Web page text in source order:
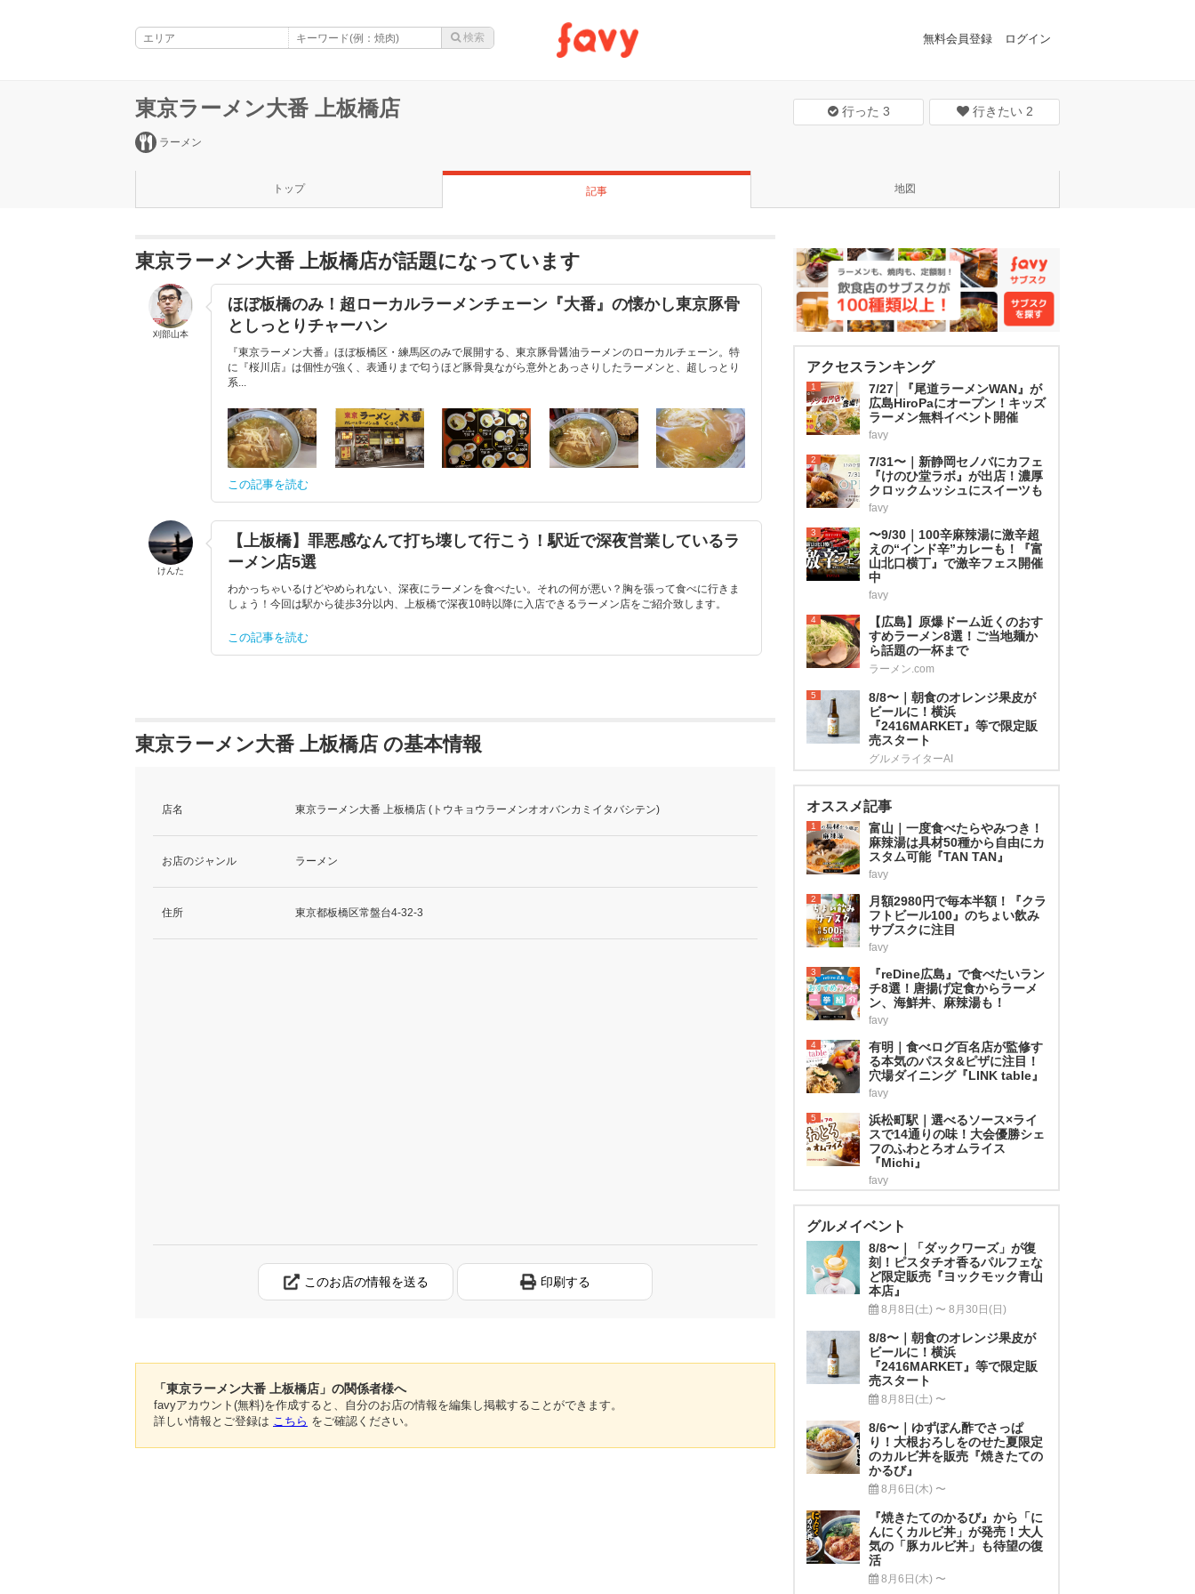
無料会員登録 ログイン
東京ラーメン大番 上板橋店
ラーメン
行った 3 行きたい 2
トップ 記事 地図
東京ラーメン大番 上板橋店が話題になっています
刈部山本
ほぼ板橋のみ！超ローカルラーメンチェーン『大番』の懐かし東京豚骨
としっとりチャーハン
『東京ラーメン大番』ほぼ板橋区・練馬区のみで展開する、東京豚骨醤油ラーメンのローカルチェーン。特
に『桜川店』は個性が強く、表通りまで匂うほど豚骨臭ながら意外とあっさりしたラーメンと、超しっとり
系...
この記事を読む
けんた
【上板橋】罪悪感なんて打ち壊して行こう！駅近で深夜営業しているラ
ーメン店5選
わかっちゃいるけどやめられない、深夜にラーメンを食べたい。それの何が悪い？胸を張って食べに行きま
しょう！今回は駅から徒歩3分以内、上板橋で深夜10時以降に入店できるラーメン店をご紹介致します。
この記事を読む
東京ラーメン大番 上板橋店 の基本情報
店名 東京ラーメン大番 上板橋店 (トウキョウラーメンオオバンカミイタバシテン)
お店のジャンル ラーメン
住所 東京都板橋区常盤台4-32-3
このお店の情報を送る 印刷する
「東京ラーメン大番 上板橋店」の関係者様へ
favyアカウント(無料)を作成すると、自分のお店の情報を編集し掲載することができます。
詳しい情報とご登録は こちら をご確認ください。
アクセスランキング
1
7/27│『尾道ラーメンWAN』が
広島HiroPaにオープン！キッズ
ラーメン無料イベント開催
favy
2
7/31〜｜新静岡セノバにカフェ
『けのひ堂ラボ』が出店！濃厚
クロックムッシュにスイーツも
favy
3
〜9/30｜100辛麻辣湯に激辛超
えの“インド辛”カレーも！『富
山北口横丁』で激辛フェス開催
中
favy
4
【広島】原爆ドーム近くのおす
すめラーメン8選！ご当地麺か
ら話題の一杯まで
ラーメン.com
5
8/8〜｜朝食のオレンジ果皮が
ビールに！横浜
『2416MARKET』等で限定販
売スタート
グルメライターAI
オススメ記事
1
富山｜一度食べたらやみつき！
麻辣湯は具材50種から自由にカ
スタム可能『TAN TAN』
favy
2
月額2980円で毎本半額！『クラ
フトビール100』のちょい飲み
サブスクに注目
favy
3
『reDine広島』で食べたいラン
チ8選！唐揚げ定食からラーメ
ン、海鮮丼、麻辣湯も！
favy
4
有明｜食べログ百名店が監修す
る本気のパスタ&ピザに注目！
穴場ダイニング『LINK table』
favy
5
浜松町駅｜選べるソース×ライ
スで14通りの味！大会優勝シェ
フのふわとろオムライス
『Michi』
favy
グルメイベント
8/8〜｜「ダックワーズ」が復
刻！ピスタチオ香るパルフェな
ど限定販売『ヨックモック青山
本店』
8月8日(土) 〜 8月30日(日)
8/8〜｜朝食のオレンジ果皮が
ビールに！横浜
『2416MARKET』等で限定販
売スタート
8月8日(土) 〜
8/6〜｜ゆずぽん酢でさっぱ
り！大根おろしをのせた夏限定
のカルビ丼を販売『焼きたての
かるび』
8月6日(木) 〜
『焼きたてのかるび』から「に
んにくカルビ丼」が発売！大人
気の「豚カルビ丼」も待望の復
活
8月6日(木) 〜